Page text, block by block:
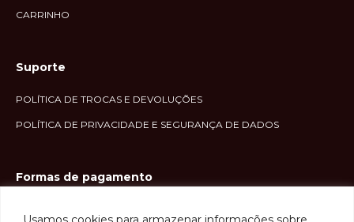
CARRINHO
Suporte
POLÍTICA DE TROCAS E DEVOLUÇÕES
POLÍTICA DE PRIVACIDADE E SEGURANÇA DE DADOS
Formas de pagamento